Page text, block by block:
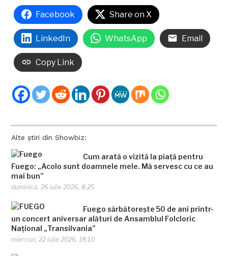
Alte știri din Showbiz:
Cum arată o vizită la piață pentru
Fuego: „Acolo sunt doamnele mele. Mă servesc cu ce au
mai bun”
duminică, 26 iulie 2026, 8:25
Fuego sărbătorește 50 de ani printr-
un concert aniversar alături de Ansamblul Folcloric
Național „Transilvania”
miercuri, 22 iulie 2026, 18:10
Facebook Share on X
LinkedIn WhatsApp Email
Copy Link